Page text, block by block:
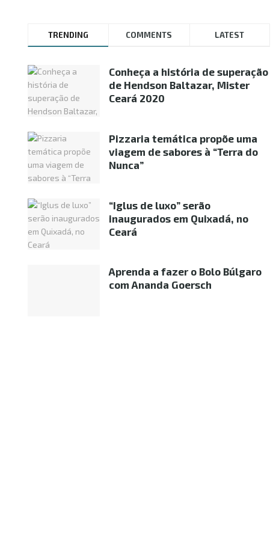
TRENDING COMMENTS LATEST
Conheça a história de superação
de Hendson Baltazar, Mister
Ceará 2020
Pizzaria temática propõe uma
viagem de sabores à “Terra do
Nunca”
“Iglus de luxo” serão
inaugurados em Quixadá, no
Ceará
Aprenda a fazer o Bolo Búlgaro
com Ananda Goersch